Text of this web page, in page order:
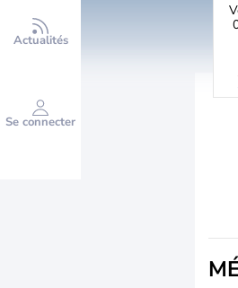
Actualités
Se connecter